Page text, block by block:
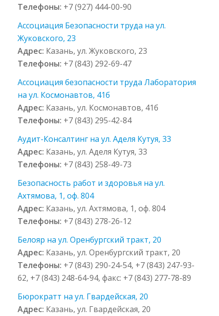
Телефоны: +7 (927) 444-00-90
Ассоциация Безопасности труда на ул.
Жуковского, 23
Адрес: Казань, ул. Жуковского, 23
Телефоны: +7 (843) 292-69-47
Ассоциация безопасности труда Лаборатория
на ул. Космонавтов, 41б
Адрес: Казань, ул. Космонавтов, 41б
Телефоны: +7 (843) 295-42-84
Аудит-Консалтинг на ул. Аделя Кутуя, 33
Адрес: Казань, ул. Аделя Кутуя, 33
Телефоны: +7 (843) 258-49-73
Безопасность работ и здоровья на ул.
Ахтямова, 1, оф. 804
Адрес: Казань, ул. Ахтямова, 1, оф. 804
Телефоны: +7 (843) 278-26-12
Белояр на ул. Оренбургский тракт, 20
Адрес: Казань, ул. Оренбургский тракт, 20
Телефоны: +7 (843) 290-24-54, +7 (843) 247-93-
62, +7 (843) 248-64-94, факс: +7 (843) 277-78-89
Бюрократт на ул. Гвардейская, 20
Адрес: Казань, ул. Гвардейская, 20